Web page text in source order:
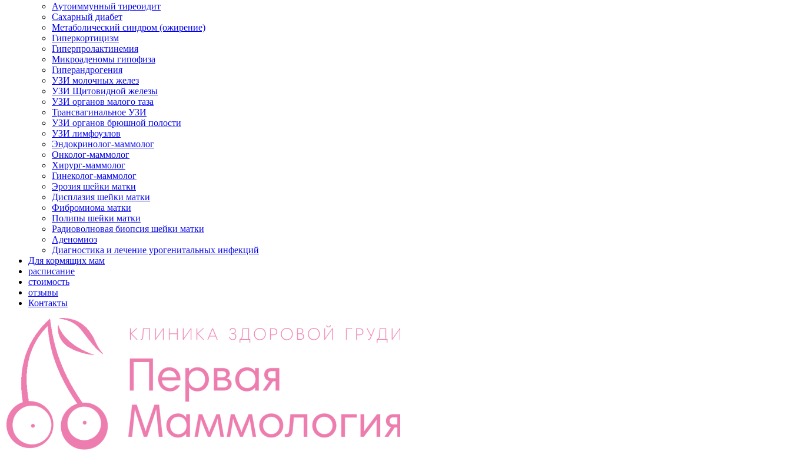
Аутоиммунный тиреоидит
Сахарный диабет
Метаболический синдром (ожирение)
Гиперкортицизм
Гиперпролактинемия
Микроаденомы гипофиза
Гиперандрогения
УЗИ молочных желез
УЗИ Щитовидной железы
УЗИ органов малого таза
Трансвагинальное УЗИ
УЗИ органов брюшной полости
УЗИ лимфоузлов
Эндокринолог-маммолог
Онколог-маммолог
Хирург-маммолог
Гинеколог-маммолог
Эрозия шейки матки
Дисплазия шейки матки
Фибромиома матки
Полипы шейки матки
Радиоволновая биопсия шейки матки
Аденомиоз
Диагностика и лечение урогенитальных инфекций
Для кормящих мам
расписание
стоимость
отзывы
Контакты